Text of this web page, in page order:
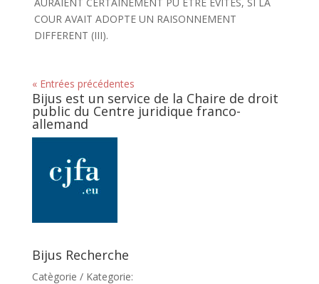
COUR AVAIT ADOPTE UN RAISONNEMENT
DIFFERENT (III).
« Entrées précédentes
Bijus est un service de la Chaire de droit
public du Centre juridique franco-
allemand
Bijus Recherche
Catègorie / Kategorie: